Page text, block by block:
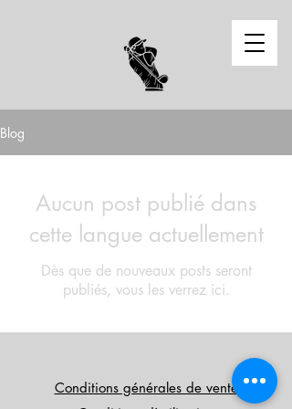
Blog
Aucun post publié dans
cette langue actuellement
Dès que de nouveaux posts seront
publiés, vous les verrez ici.
Conditions générales de vente